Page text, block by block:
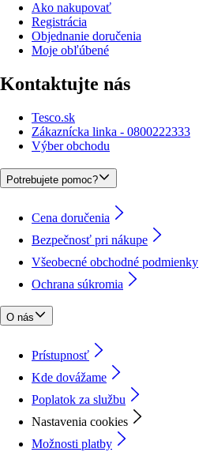
Ako nakupovať
Registrácia
Objednanie doručenia
Moje obľúbené
Kontaktujte nás
Tesco.sk
Zákaznícka linka - 0800222333
Výber obchodu
Potrebujete pomoc?
Cena doručenia
Bezpečnosť pri nákupe
Všeobecné obchodné podmienky
Ochrana súkromia
O nás
Prístupnosť
Kde dovážame
Poplatok za službu
Nastavenia cookies
Možnosti platby